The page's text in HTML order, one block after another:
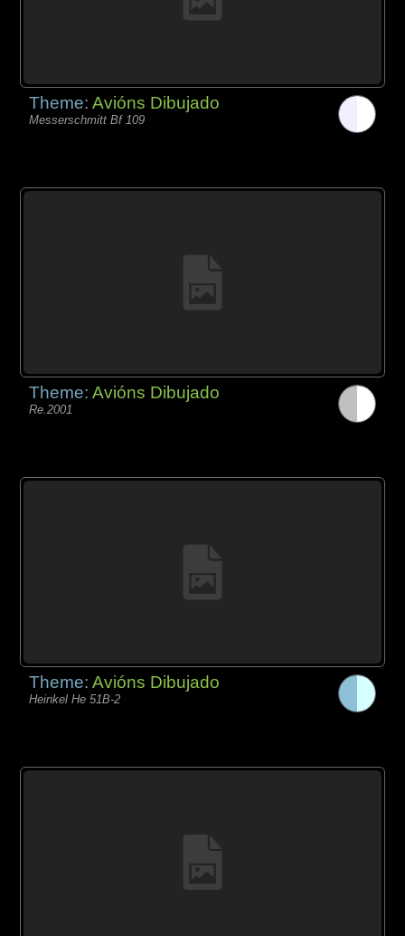
Theme:Avións Dibujado
Messerschmitt Bf 109
Theme:Avións Dibujado
Re.2001
Theme:Avións Dibujado
Heinkel He 51B-2